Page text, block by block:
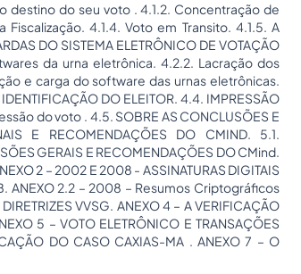
destino do seu voto . 4.1.2. Concentração de
4.1.4. Voto em Transito. 4.1.5. A
DO SISTEMA ELETRÔNICO DE VOTAÇÃO
da urna eletrônica. 4.2.2. Lacração dos
e carga do software das urnas eletrônicas.
DO ELEITOR. 4.4. IMPRESSÃO
do voto . 4.5. SOBRE AS CONCLUSÕES E
E RECOMENDAÇÕES DO CMIND. 5.1.
GERAIS E RECOMENDAÇÕES DO CMind.
2 – 2002 E 2008 - ASSINATURAS DIGITAIS
ANEXO 2.2 – 2008 – Resumos Criptográficos
VVSG. ANEXO 4 – A VERIFICAÇÃO
5 – VOTO ELETRÔNICO E TRANSAÇÕES
DO CASO CAXIAS-MA . ANEXO 7 – O